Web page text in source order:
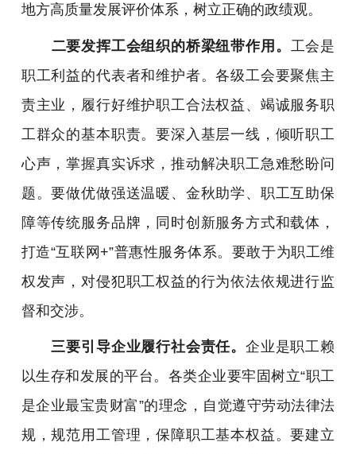
地方高质量发展评价体系，树立正确的政绩观。
二要发挥工会组织的桥梁纽带作用。 工会是
职工利益的代表者和维护者。各级工会要聚焦主
责主业，履行好维护职工合法权益、竭诚服务职
工群众的基本职责。要深入基层一线，倾听职工
心声，掌握真实诉求，推动解决职工急难愁盼问
题。要做优做强送温暖、金秋助学、职工互助保
障等传统服务品牌，同时创新服务方式和载体，
打造“互联网+”普惠性服务体系。要敢于为职工维
权发声，对侵犯职工权益的行为依法依规进行监
督和交涉。
三要引导企业履行社会责任。企业是职工赖
以生存和发展的平台。各类企业要牢固树立“职工
是企业最宝贵财富”的理念，自觉遵守劳动法律法
规，规范用工管理，保障职工基本权益。要建立